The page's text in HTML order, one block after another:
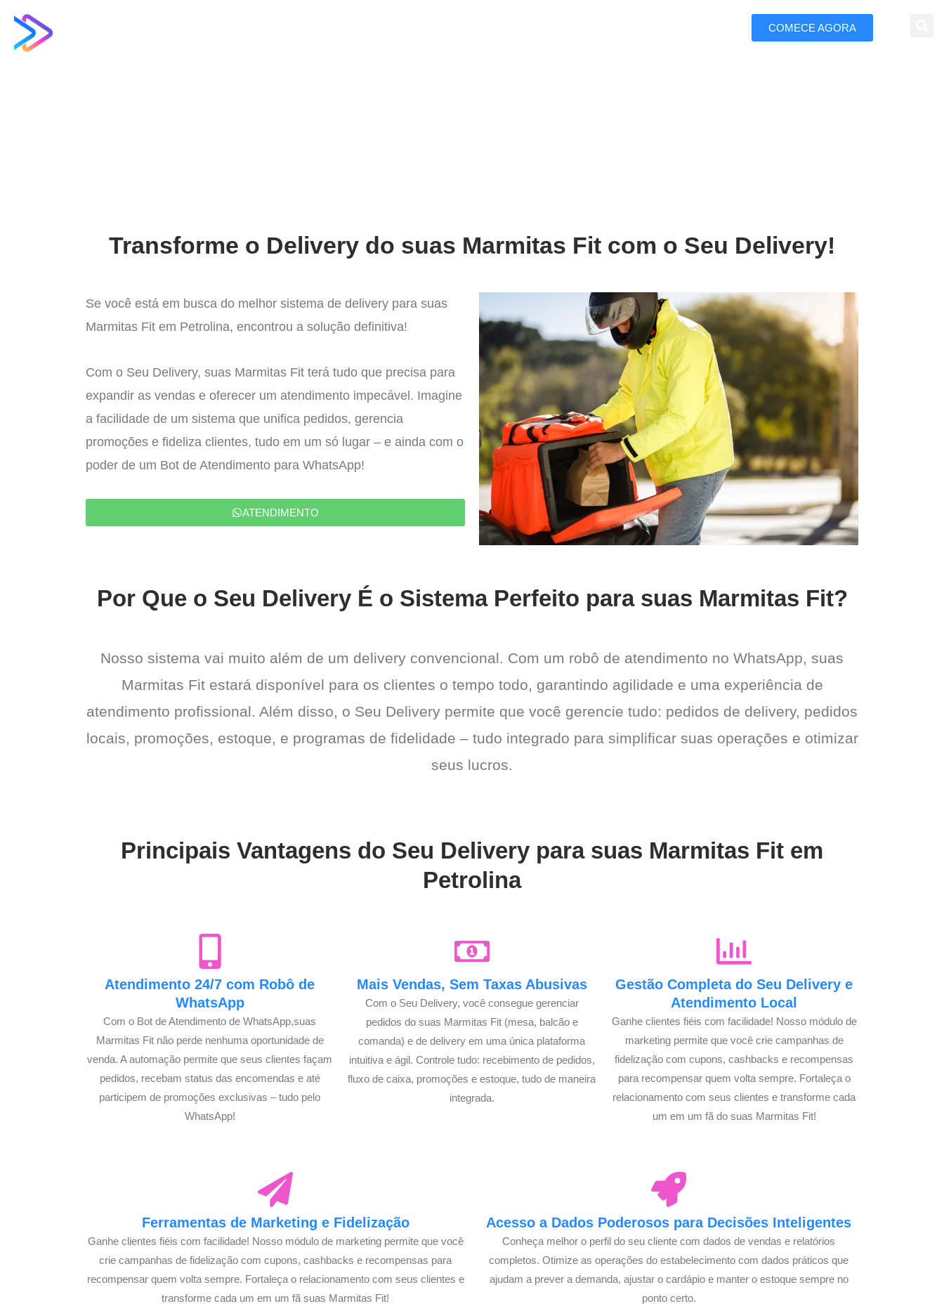
para
COMECE AGORA
Transforme o Delivery do suas Marmitas Fit com o Seu Delivery!
Se você está em busca do melhor sistema de delivery para suas
Marmitas Fit em Petrolina, encontrou a solução definitiva!
Com o Seu Delivery, suas Marmitas Fit terá tudo que precisa para
expandir as vendas e oferecer um atendimento impecável. Imagine
a facilidade de um sistema que unifica pedidos, gerencia
promoções e fideliza clientes, tudo em um só lugar – e ainda com o
poder de um Bot de Atendimento para WhatsApp!
ATENDIMENTO
Por Que o Seu Delivery É o Sistema Perfeito para suas Marmitas Fit?
Nosso sistema vai muito além de um delivery convencional. Com um robô de atendimento no WhatsApp, suas
Marmitas Fit estará disponível para os clientes o tempo todo, garantindo agilidade e uma experiência de
atendimento profissional. Além disso, o Seu Delivery permite que você gerencie tudo: pedidos de delivery, pedidos
locais, promoções, estoque, e programas de fidelidade – tudo integrado para simplificar suas operações e otimizar
seus lucros.
Principais Vantagens do Seu Delivery para suas Marmitas Fit em
Petrolina
Atendimento 24/7 com Robô de
WhatsApp
Com o Bot de Atendimento de WhatsApp,suas
Marmitas Fit não perde nenhuma oportunidade de
venda. A automação permite que seus clientes façam
pedidos, recebam status das encomendas e até
participem de promoções exclusivas – tudo pelo
WhatsApp!
Mais Vendas, Sem Taxas Abusivas
Com o Seu Delivery, você consegue gerenciar
pedidos do suas Marmitas Fit (mesa, balcão e
comanda) e de delivery em uma única plataforma
intuitiva e ágil. Controle tudo: recebimento de pedidos,
fluxo de caixa, promoções e estoque, tudo de maneira
integrada.
Gestão Completa do Seu Delivery e
Atendimento Local
Ganhe clientes fiéis com facilidade! Nosso módulo de
marketing permite que você crie campanhas de
fidelização com cupons, cashbacks e recompensas
para recompensar quem volta sempre. Fortaleça o
relacionamento com seus clientes e transforme cada
um em um fã do suas Marmitas Fit!
Ferramentas de Marketing e Fidelização
Ganhe clientes fiéis com facilidade! Nosso módulo de marketing permite que você
crie campanhas de fidelização com cupons, cashbacks e recompensas para
recompensar quem volta sempre. Fortaleça o relacionamento com seus clientes e
transforme cada um em um fã suas Marmitas Fit!
Acesso a Dados Poderosos para Decisões Inteligentes
Conheça melhor o perfil do seu cliente com dados de vendas e relatórios
completos. Otimize as operações do estabelecimento com dados práticos que
ajudam a prever a demanda, ajustar o cardápio e manter o estoque sempre no
ponto certo.